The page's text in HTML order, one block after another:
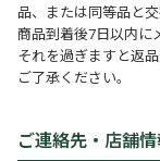
品、または同等品と
商品到着後7日以内に
それを過ぎますと返
ご了承ください。
ご連絡先・店舗